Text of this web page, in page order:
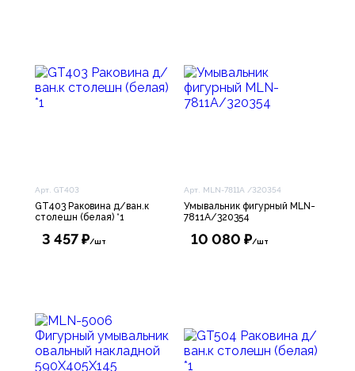
Арт. GT403
GT403 Раковина д/ван.к
столешн (белая) *1
3 457 ₽/шт
Арт. MLN-7811А /320354
Умывальник фигурный MLN-
7811А/320354
10 080 ₽/шт